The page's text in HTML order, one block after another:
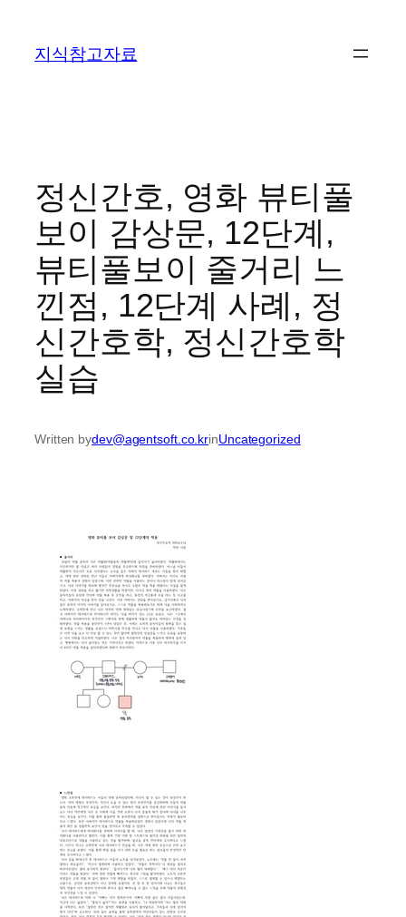
지식참고자료
정신간호, 영화 뷰티풀
보이 감상문, 12단계,
뷰티풀보이 줄거리 느
낀점, 12단계 사례, 정
신간호학, 정신간호학
실습
Written bydev@agentsoft.co.krinUncategorized